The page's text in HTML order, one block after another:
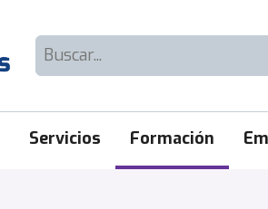
Buscar:
Servicios Formación